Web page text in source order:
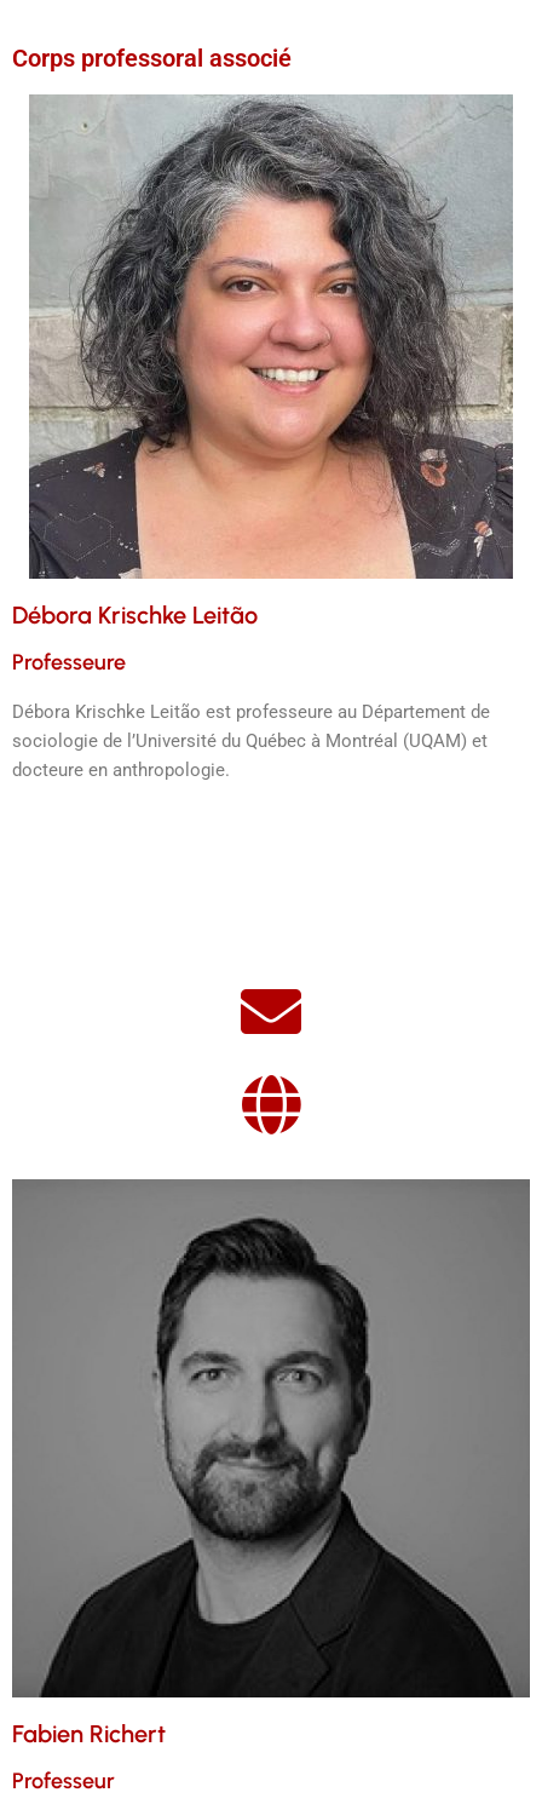
Corps professoral associé
Débora Krischke Leitão
Professeure
Débora Krischke Leitão est professeure au Département de
sociologie de l’Université du Québec à Montréal (UQAM) et
docteure en anthropologie.
Fabien Richert
Professeur